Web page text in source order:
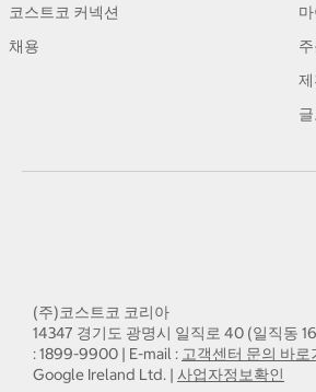
코스트코 커넥션
채용
(주)코스트코 코리아
14347 경기도 광명시 일직로 40 (일직동
: 1899-9900 | E-mail : 고객센터 문의 바
Google Ireland Ltd. | 사업자정보확인